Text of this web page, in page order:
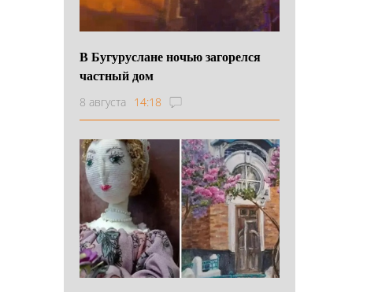
В Бугуруслане ночью загорелся
частный дом
8 августа 14:18